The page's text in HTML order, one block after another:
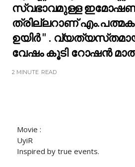
സ്വഭാവമുള്ള
ത്രില്ലറാണ്
ഉയിർ " .
വേഷം കൂടി റോഷൻ
2 MINUTE READ
Movie :
UyiR
Inspired by true events.